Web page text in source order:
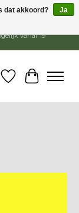
Bestellingen
vanaf 19
Verlanglijst
dat akkoord?
Ja